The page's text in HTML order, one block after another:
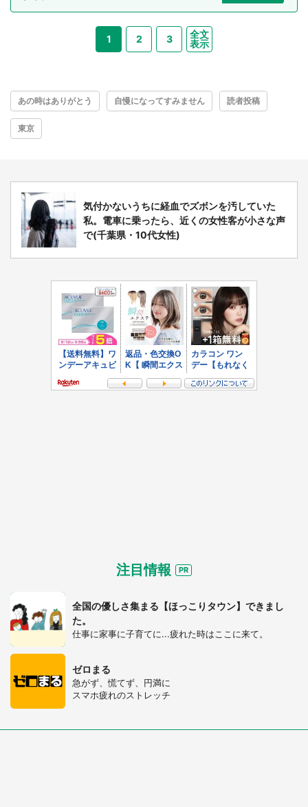
都道府選択
1 2 3
全文
表示
あの時はありがとう 自慢になってすみません 読者投稿
東京
気付かないうちに経血でズボンを汚していた
私。電車に乗ったら、近くの女性客が小さな声
で(千葉県・10代女性)
注目情報
全国の優しさ集まる【ほっこりタウン】できまし
た。
仕事に家事に子育てに...疲れた時はここに来て。
ゼロまる
急がず、慌てず、円満に
スマホ疲れのストレッチ